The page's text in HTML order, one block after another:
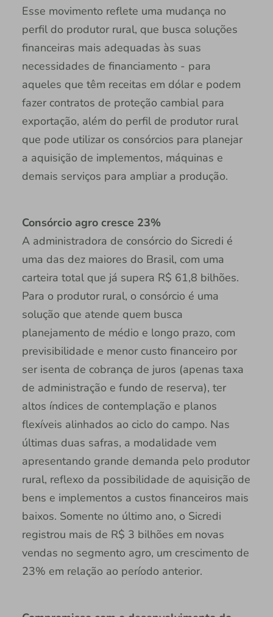
Esse movimento reflete uma mudança no
perfil do produtor rural, que busca soluções
financeiras mais adequadas às suas
necessidades de financiamento - para
aqueles que têm receitas em dólar e podem
fazer contratos de proteção cambial para
exportação, além do perfil de produtor rural
que pode utilizar os consórcios para planejar
a aquisição de implementos, máquinas e
demais serviços para ampliar a produção.
Consórcio agro cresce 23%
A administradora de consórcio do Sicredi é
uma das dez maiores do Brasil, com uma
carteira total que já supera R$ 61,8 bilhões.
Para o produtor rural, o consórcio é uma
solução que atende quem busca
planejamento de médio e longo prazo, com
previsibilidade e menor custo financeiro por
ser isenta de cobrança de juros (apenas taxa
de administração e fundo de reserva), ter
altos índices de contemplação e planos
flexíveis alinhados ao ciclo do campo. Nas
últimas duas safras, a modalidade vem
apresentando grande demanda pelo produtor
rural, reflexo da possibilidade de aquisição de
bens e implementos a custos financeiros mais
baixos. Somente no último ano, o Sicredi
registrou mais de R$ 3 bilhões em novas
vendas no segmento agro, um crescimento de
23% em relação ao período anterior.